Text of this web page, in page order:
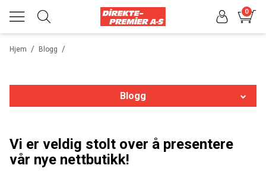
0
/
Hjem /
Blogg
Blogg
Landsskytterstevnet
Vi er veldig stolt over å presentere
vår nye nettbutikk!